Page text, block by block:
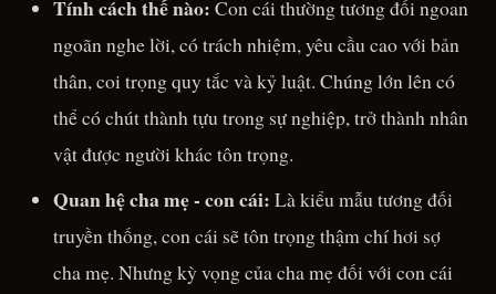
Tính cách thế nào: Con cái thường tương đối ngoan
ngoãn nghe lời, có trách nhiệm, yêu cầu cao với bản
thân, coi trọng quy tắc và kỷ luật. Chúng lớn lên có
thể có chút thành tựu trong sự nghiệp, trở thành nhân
vật được người khác tôn trọng.
Quan hệ cha mẹ - con cái: Là kiểu mẫu tương đối
truyền thống, con cái sẽ tôn trọng thậm chí hơi sợ
cha mẹ. Nhưng kỳ vọng của cha mẹ đối với con cái